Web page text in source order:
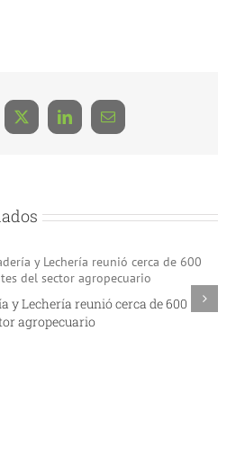
X LinkedInCorreo
electrónico
y Lechería reunió cerca de 600
agropecuario